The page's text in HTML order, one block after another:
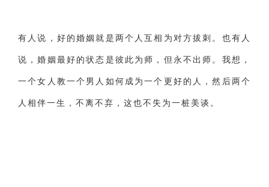
有人说，好的婚姻就是两个人互相为对方拔刺。也有人
说，婚姻最好的状态是彼此为师，但永不出师。我想，
一个女人教一个男人如何成为一个更好的人，然后两个
人相伴一生，不离不弃，这也不失为一桩美谈。